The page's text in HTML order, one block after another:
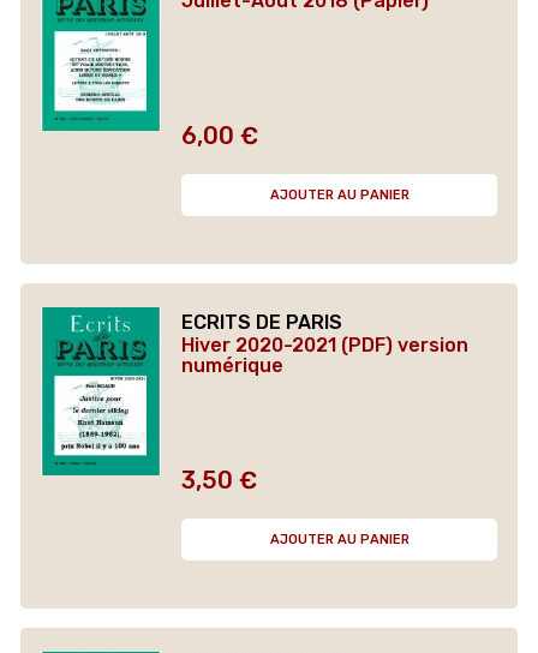
Prix
6,00 €
AJOUTER AU PANIER
ECRITS DE PARIS
Hiver 2020-2021 (PDF) version
numérique
Prix
3,50 €
AJOUTER AU PANIER